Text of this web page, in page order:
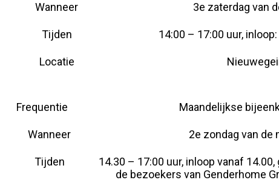
Wanneer 3e zaterdag van
Tijden 14:00 – 17:00 uur,
Locatie
Frequentie Maandelijkse
Wanneer 2e zondag van de
Tijden
14.30 – 17:00 uur, inloop vanaf
de bezoekers van Genderhome